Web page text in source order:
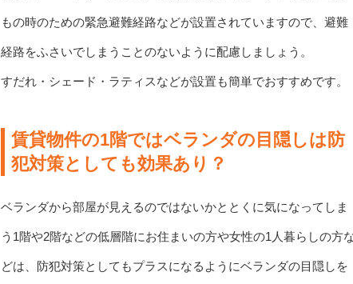
もの時のための緊急避難経路などが設置されていますので、避難
経路をふさいでしまうことのないように配慮しましょう。
すだれ・シェード・ラティスなどが設置も簡単でおすすめです。
賃貸物件の1階ではベランダの目隠しは防
犯対策としても効果あり？
ベランダから部屋が見えるのではないかととくに気になってしま
う1階や2階などの低層階にお住まいの方や女性の1人暮らしの方
どは、防犯対策としてもプラスになるようにベランダの目隠しを